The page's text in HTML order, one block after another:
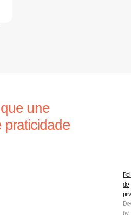
une
praticidade
de
by